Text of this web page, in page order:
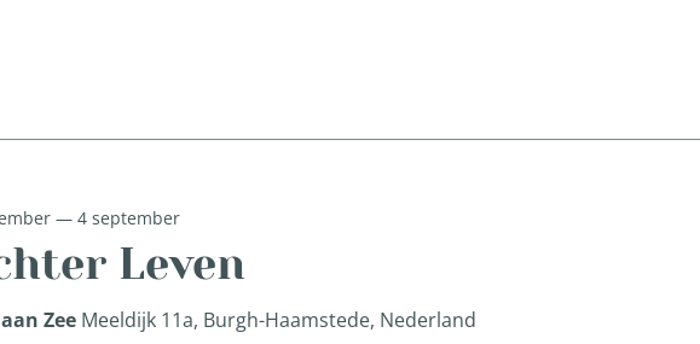
Leven
— 4 september
Zee Meeldijk 11a, Burgh-Haamstede, Nederland